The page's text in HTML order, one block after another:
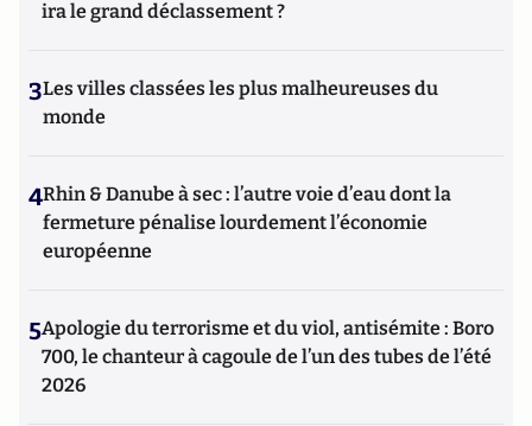
ira le grand déclassement ?
3Les villes classées les plus malheureuses du
monde
4Rhin & Danube à sec : l’autre voie d’eau dont la
fermeture pénalise lourdement l’économie
européenne
5Apologie du terrorisme et du viol, antisémite : Boro
700, le chanteur à cagoule de l’un des tubes de l’été
2026